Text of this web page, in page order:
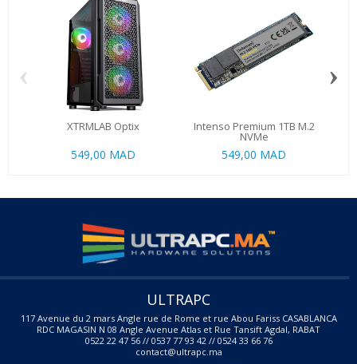
XTRMLAB Optix
549,00 MAD
Intenso Premium 1TB M.2
NVMe
549,00 MAD
‹ ›
ULTRAPC
117 Avenue du 2 mars Angle rue de Rome et rue Abou Fariss CASABLANCA
RDC MAGASIN N 08 Angle Avenue Atlas et Rue Tansift Agdal, RABAT
0522 22 47 56 // 0537 77 93 42 // 0524 33 66 76
contact@ultrapc.ma